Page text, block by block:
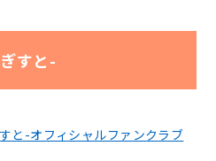
すと-
と-オフィシャルファンクラブ